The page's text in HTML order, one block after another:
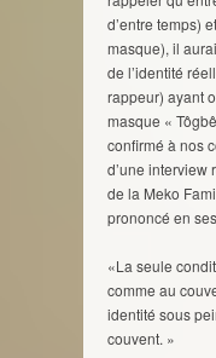
d’entre temps)
masque), il
de l’identité
rappeur) ayant
masque «
confirmé à nos
d’une interview
de la Meko
prononcé en
«La seule
comme au
identité sous
couvent. »